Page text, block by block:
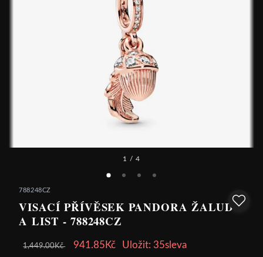
1 / 4
788248CZ
VISACÍ PŘÍVĚSEK PANDORA ŽALUD
A LIST - 788248CZ
1,449.00Kč 941.85Kč Uložit: 35sleva